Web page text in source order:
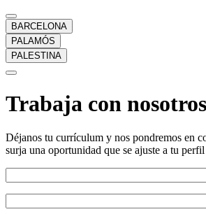
BARCELONA
PALAMÓS
PALESTINA
Trabaja con nosotros
Déjanos tu currículum y nos pondremos en
surja una oportunidad que se ajuste a tu perfil